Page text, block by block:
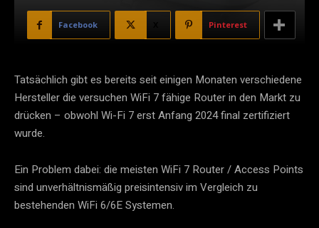
Facebook Pinterest
Tatsächlich gibt es bereits seit einigen Monaten verschiedene
Hersteller die versuchen WiFi 7 fähige Router in den Markt zu
drücken – obwohl Wi-Fi 7 erst Anfang 2024 final zertifiziert
wurde.
Ein Problem dabei: die meisten WiFi 7 Router / Access Points
sind unverhältnismäßig preisintensiv im Vergleich zu
bestehenden WiFi 6/6E Systemen.